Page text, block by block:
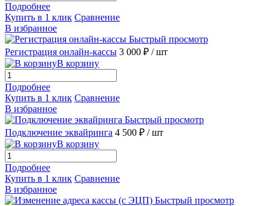
Подробнее
Купить в 1 клик Сравнение
В избранное
Быстрый просмотр
Регистрация онлайн-кассы 3 000 ₽ / шт
В корзину
Подробнее
Купить в 1 клик Сравнение
В избранное
Быстрый просмотр
Подключение эквайринга 4 500 ₽ / шт
В корзину
Подробнее
Купить в 1 клик Сравнение
В избранное
Быстрый просмотр